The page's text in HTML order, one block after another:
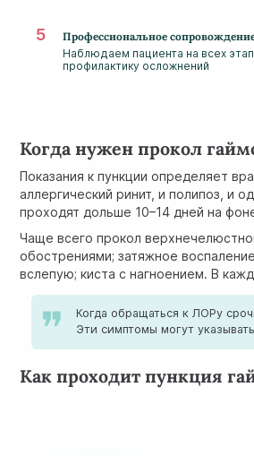
Профессиональное
Наблюдаем пациента на всех
профилактику осложнений
Когда нужен прокол
Показания к пункции определяет
аллергический ринит, и полипоз, и
проходят дольше 10–14 дней на
Чаще всего прокол
обострениями; затяжное
вслепую; киста с нагноением. В
Когда обращаться к ЛОРу
Эти симптомы могут
Как проходит пункция